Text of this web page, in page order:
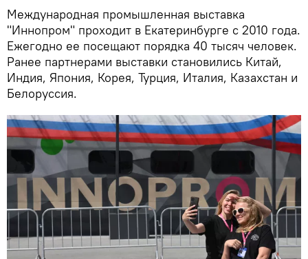
Международная промышленная выставка
"Иннопром" проходит в Екатеринбурге с 2010 года.
Ежегодно ее посещают порядка 40 тысяч человек.
Ранее партнерами выставки становились Китай,
Индия, Япония, Корея, Турция, Италия, Казахстан и
Белоруссия.